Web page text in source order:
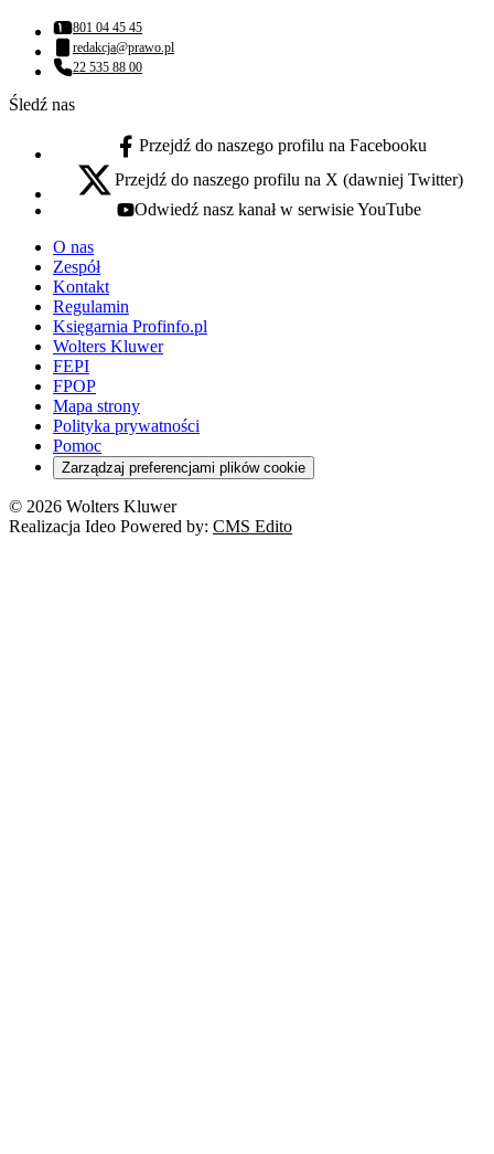
Numer telefonu:
801 04 45 45
Adres email:
redakcja@prawo.pl
Numer telefonu:
22 535 88 00
Śledź nas
facebook - otwiera się w nowej karcie
Przejdź do naszego profilu na Facebooku
x - otwiera się w nowej karcie
Przejdź do naszego profilu na X (dawniej Twitter)
youtube - otwiera się w nowej karcie
Odwiedź nasz kanał w serwisie YouTube
O nas
Zespół
Kontakt
Regulamin
Księgarnia Profinfo.pl
Wolters Kluwer
FEPI
FPOP
Mapa strony
Polityka prywatności
Pomoc
Zarządzaj preferencjami plików cookie
© 2026 Wolters Kluwer
Realizacja Ideo Powered by: CMS Edito